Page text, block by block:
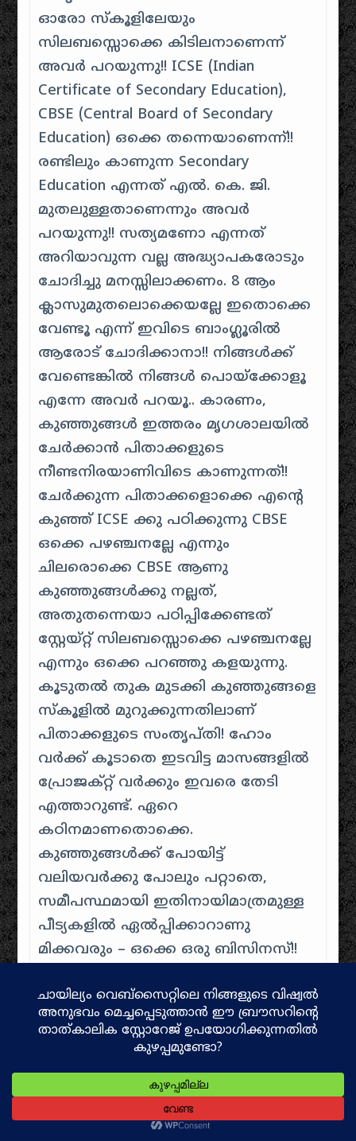
ഓരോ സ്കൂളിലേയും
സിലബസ്സൊക്കെ കിടിലനാണെന്ന്
അവർ പറയുന്നു!! ICSE (Indian
Certificate of Secondary Education),
CBSE (Central Board of Secondary
Education) ഒക്കെ തന്നെയാണെന്ന്!!
രണ്ടിലും കാണുന്ന Secondary
Education എന്നത് എൽ. കെ. ജി.
മുതലുള്ളതാണെന്നും അവർ
പറയുന്നു!! സത്യമണോ എന്നത്
അറിയാവുന്ന വല്ല അദ്ധ്യാപകരോടും
ചോദിച്ചു മനസ്സിലാക്കണം. 8 ആം
ക്ലാസുമുതലൊക്കെയല്ലേ ഇതൊക്കെ
വേണ്ടൂ എന്ന് ഇവിടെ ബാംഗ്ലൂരിൽ
ആരോട് ചോദിക്കാനാ!! നിങ്ങൾക്ക്
വേണ്ടെങ്കിൽ നിങ്ങൾ പൊയ്ക്കോളൂ
എന്നേ അവർ പറയൂ.. കാരണം,
കുഞ്ഞുങ്ങൾ ഇത്തരം മൃഗശാലയിൽ
ചേർക്കാൻ പിതാക്കളുടെ
നീണ്ടനിരയാണിവിടെ കാണുന്നത്!!
ചേർക്കുന്ന പിതാക്കളൊക്കെ എന്റെ
കുഞ്ഞ് ICSE ക്കു പഠിക്കുന്നു CBSE
ഒക്കെ പഴഞ്ചനല്ലേ എന്നും
ചിലരൊക്കെ CBSE ആണു
കുഞ്ഞുങ്ങൾക്കു നല്ലത്,
അതുതന്നെയാ പഠിപ്പിക്കേണ്ടത്
സ്റ്റേയ്റ്റ് സിലബസ്സൊക്കെ പഴഞ്ചനല്ലേ
എന്നും ഒക്കെ പറഞ്ഞു കളയുന്നു.
കൂടുതൽ തുക മുടക്കി കുഞ്ഞുങ്ങളെ
സ്കൂളിൽ മുറുക്കുന്നതിലാണ്
പിതാക്കളുടെ സംതൃപ്തി! ഹോം
വർക്ക് കൂടാതെ ഇടവിട്ട മാസങ്ങളിൽ
പ്രോജക്റ്റ് വർക്കും ഇവരെ തേടി
എത്താറുണ്ട്. ഏറെ
കഠിനമാണതൊക്കെ.
കുഞ്ഞുങ്ങൾക്ക് പോയിട്ട്
വലിയവർക്കു പോലും പറ്റാതെ,
സമീപസ്ഥമായി ഇതിനായിമാത്രമുള്ള
പീട്യകളിൽ ഏൽപ്പിക്കാറാണു
മിക്കവരും – ഒക്കെ ഒരു ബിസിനസ്!!
അവളെ തനിച്ചാക്കി നാട്ടിൽ വിട്ട്
നല്ലൊരു ഗവണ്മെന്റ് സ്കൂളിൽ
ചേർക്കാൻ എന്തായാലും പറ്റില്ല.
നാട്ടിൽ തന്നെ പഠിപ്പിക്കണം
എന്നതായിരുന്നു ആഗ്രഹവും.
കോടോത്ത് ഗവണ്മെന്റ് സ്കൂളിൽ